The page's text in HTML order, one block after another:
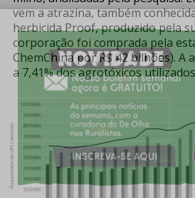
vem a atrazina, também
herbicida Proof, produzido pela
corporação foi comprada pela
ChemChina por R$ 42 bilhões). A
a 7,41% dos agrotóxicos